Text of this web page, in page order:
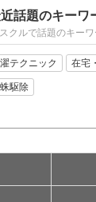
話題のキーワ
クルで話題のキーワ
テクニック 在宅
駆除